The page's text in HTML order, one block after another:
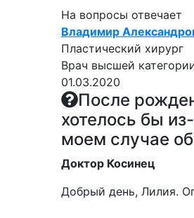
На вопросы отвечает
Владимир
Пластический хирург
Врач высшей
01.03.2020
После
хотелось бы
моем случае
Доктор Косинец
Добрый день, Лилия.